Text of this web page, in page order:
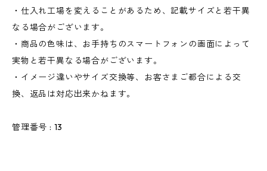
・仕入れ工場を変えることがあるため、記載サイズと若干異
なる場合がございます。
・商品の色味は、お手持ちのスマートフォンの画面によって
実物と若干異なる場合がございます。
・イメージ違いやサイズ交換等、お客さまご都合による交
換、返品は対応出来かねます。
管理番号 : 13